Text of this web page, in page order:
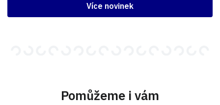
Více novinek
Pomůžeme i vám